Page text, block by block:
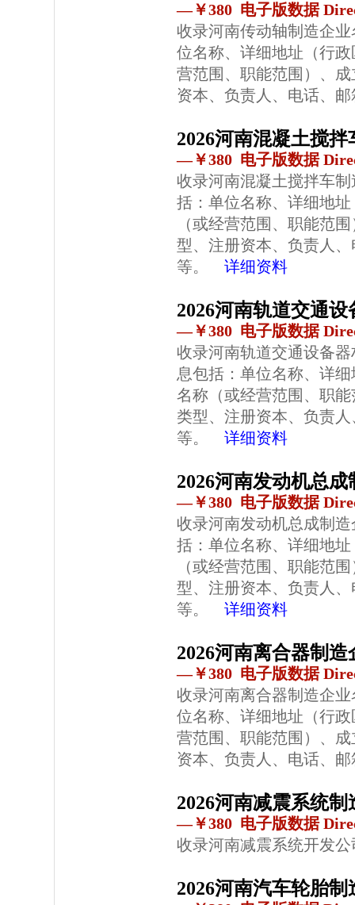
—￥380 电子版数据
收录河南传动轴制造企
位名称、详细地址（行
营范围、职能范围）、
资本、负责人、电话、
2026河南混凝土搅
—￥380 电子版数据
收录河南混凝土搅拌车
括：单位名称、详细地
（或经营范围、职能范
型、注册资本、负责人
等。
详细资料
2026河南轨道交通
—￥380 电子版数据
收录河南轨道交通设备
息包括：单位名称、详
名称（或经营范围、职
类型、注册资本、负责
等。
详细资料
2026河南发动机总
—￥380 电子版数据
收录河南发动机总成制
括：单位名称、详细地
（或经营范围、职能范
型、注册资本、负责人
等。
详细资料
2026河南离合器制造
—￥380 电子版数据
收录河南离合器制造企
位名称、详细地址（行
营范围、职能范围）、
资本、负责人、电话、
2026河南减震系统
—￥380 电子版数据
收录河南减震系统开发
2026河南汽车轮胎